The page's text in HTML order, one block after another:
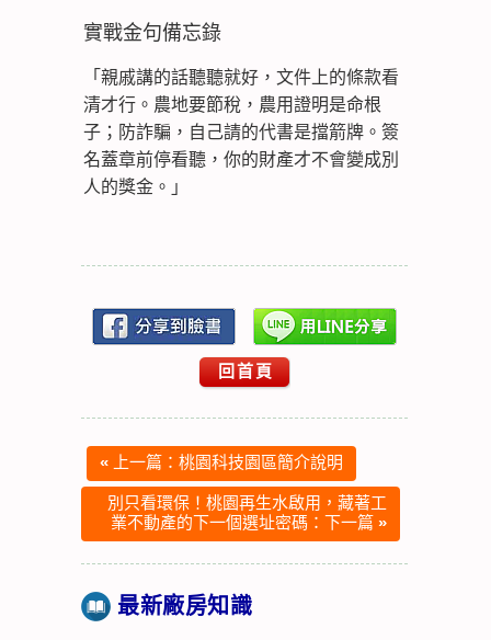
實戰金句備忘錄
「親戚講的話聽聽就好，文件上的條款看
清才行。農地要節稅，農用證明是命根
子；防詐騙，自己請的代書是擋箭牌。簽
名蓋章前停看聽，你的財產才不會變成別
人的獎金。」
回首頁
« 上一篇：桃園科技園區簡介說明
別只看環保！桃園再生水啟用，藏著工
業不動產的下一個選址密碼：下一篇 »
最新廠房知識